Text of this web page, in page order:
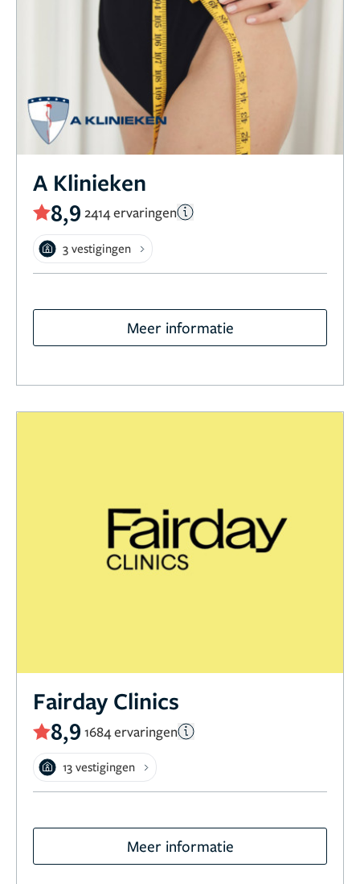
A Klinieken
8,9 2414 ervaringen
3 vestigingen
Meer informatie
Fairday Clinics
8,9 1684 ervaringen
13 vestigingen
Meer informatie